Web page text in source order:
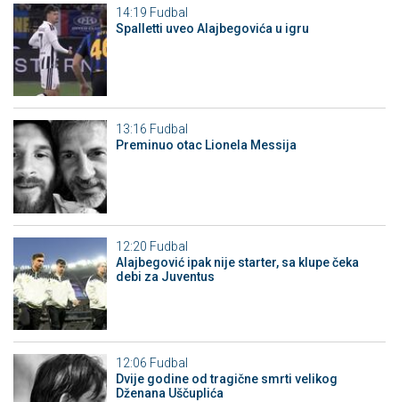
14:19 Fudbal
Spalletti uveo Alajbegovića u igru
13:16 Fudbal
Preminuo otac Lionela Messija
12:20 Fudbal
Alajbegović ipak nije starter, sa klupe čeka
debi za Juventus
12:06 Fudbal
Dvije godine od tragične smrti velikog
Dženana Uščuplića